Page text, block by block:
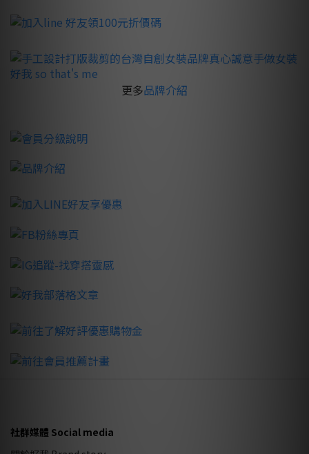
更多品牌介紹
社群媒體 Social media